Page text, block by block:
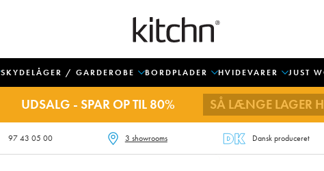
SKYDELÅGER / GARDEROBE BORDPLADER HVIDEVARER JUST
UDSALG - SPAR OP TIL 80% SÅ LÆNGE LAGER
97 43 05 00 3 showrooms Dansk produceret